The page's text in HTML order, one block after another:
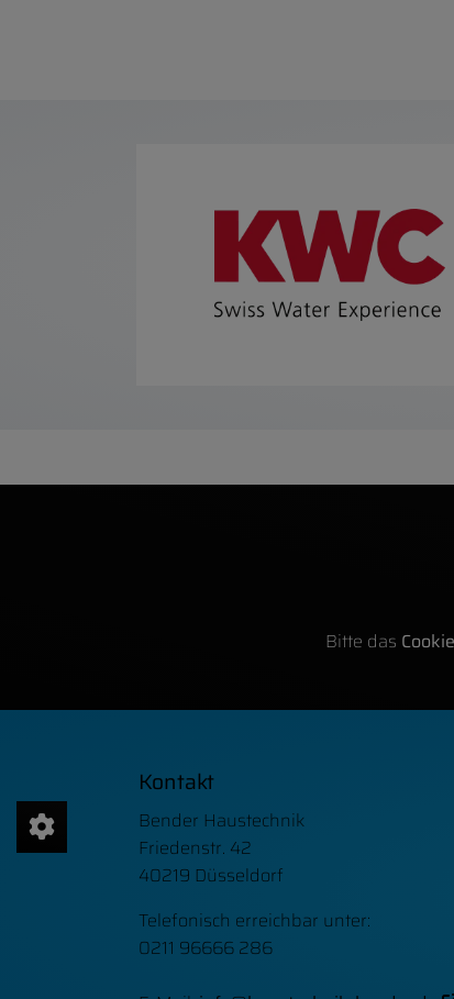
Bitte das
FOOTER - KONTAKTDATEN UND
Kontakt
Bender Haustechnik
Friedenstr. 42
40219 Düsseldorf
Telefonisch erreichbar unter:
0211 96666 286